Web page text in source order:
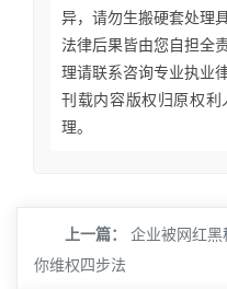
异，请勿生搬硬套处理
法律后果皆由您自担全
理请联系咨询专业执业
刊载内容版权归原权
理。
上一篇：
企业被网红
你维权四步法